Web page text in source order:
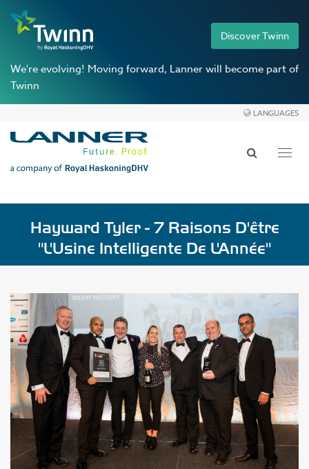
Discover Twinn
We're evolving! Moving forward, Lanner will become part of
Twinn
LANGUAGES
Hayward Tyler - 7 Raisons D'être
"l'Usine Intelligente De L'Année"